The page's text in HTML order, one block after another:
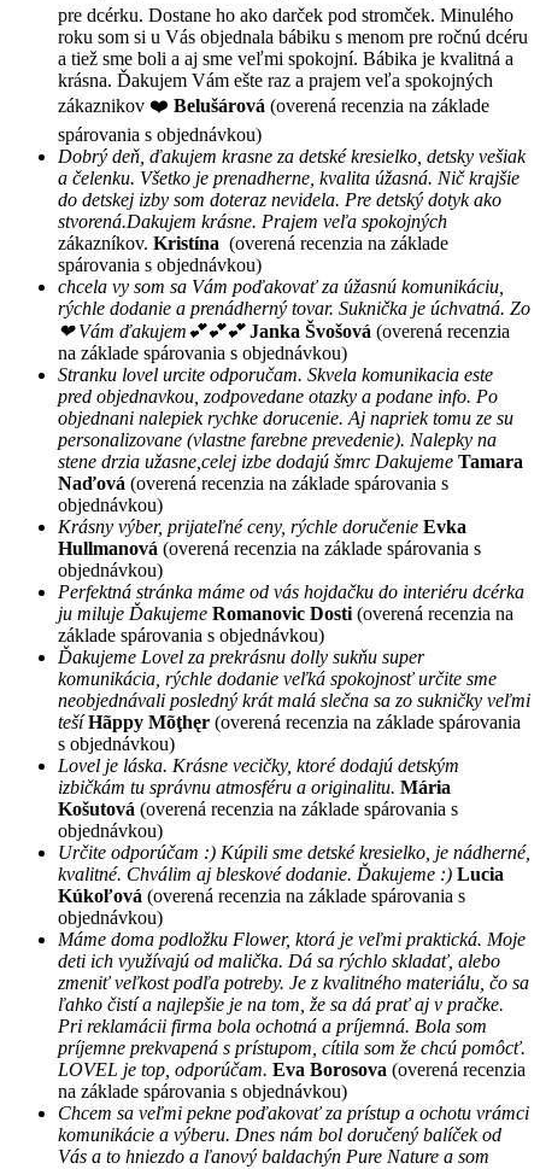
pre dcérku. Dostane ho ako darček pod stromček. Minulého
roku som si u Vás objednala bábiku s menom pre ročnú dcéru
a tiež sme boli a aj sme veľmi spokojní. Bábika je kvalitná a
krásna. Ďakujem Vám ešte raz a prajem veľa spokojných
zákaznikov ❤️ Belušárová (overená recenzia na základe
spárovania s objednávkou)
Dobrý deň, ďakujem krasne za detské kresielko, detsky vešiak
a čelenku. Všetko je prenadherne, kvalita úžasná. Nič krajšie
do detskej izby som doteraz nevidela. Pre detský dotyk ako
stvorená.Dakujem krásne. Prajem veľa spokojných
zákazníkov. Kristína (overená recenzia na základe
spárovania s objednávkou)
chcela vy som sa Vám poďakovať za úžasnú komunikáciu,
rýchle dodanie a prenádherný tovar. Suknička je úchvatná. Zo
❤ Vám ďakujem💕💕💕 Janka Švošová (overená recenzia
na základe spárovania s objednávkou)
Stranku lovel urcite odporučam. Skvela komunikacia este
pred objednavkou, zodpovedane otazky a podane info. Po
objednani nalepiek rychke dorucenie. Aj napriek tomu ze su
personalizovane (vlastne farebne prevedenie). Nalepky na
stene drzia užasne,celej izbe dodajú šmrc Dakujeme Tamara
Naďová (overená recenzia na základe spárovania s
objednávkou)
Krásny výber, prijateľné ceny, rýchle doručenie Evka
Hullmanová (overená recenzia na základe spárovania s
objednávkou)
Perfektná stránka máme od vás hojdačku do interiéru dcérka
ju miluje Ďakujeme Romanovic Dosti (overená recenzia na
základe spárovania s objednávkou)
Ďakujeme Lovel za prekrásnu dolly sukňu super
komunikácia, rýchle dodanie veľká spokojnosť určite sme
neobjednávali posledný krát malá slečna sa zo sukničky veľmi
tešíHãppy Mõţhęr (overená recenzia na základe spárovania
s objednávkou)
Lovel je láska. Krásne vecičky, ktoré dodajú detským
izbičkám tu správnu atmosféru a originalitu. Mária
Košutová (overená recenzia na základe spárovania s
objednávkou)
Určite odporúčam :) Kúpili sme detské kresielko, je nádherné,
kvalitné. Chválim aj bleskové dodanie. Ďakujeme :) Lucia
Kúkoľová (overená recenzia na základe spárovania s
objednávkou)
Máme doma podložku Flower, ktorá je veľmi praktická. Moje
deti ich využívajú od malička. Dá sa rýchlo skladať, alebo
zmeniť veľkost podľa potreby. Je z kvalitného materiálu, čo sa
ľahko čistí a najlepšie je na tom, že sa dá prať aj v pračke.
Pri reklamácii firma bola ochotná a príjemná. Bola som
príjemne prekvapená s prístupom, cítila som že chcú pomôcť.
LOVEL je top, odporúčam. Eva Borosova (overená recenzia
na základe spárovania s objednávkou)
Chcem sa veľmi pekne poďakovať za prístup a ochotu vrámci
komunikácie a výberu. Dnes nám bol doručený balíček od
Vás a to hniezdo a ľanový baldachýn Pure Nature a som